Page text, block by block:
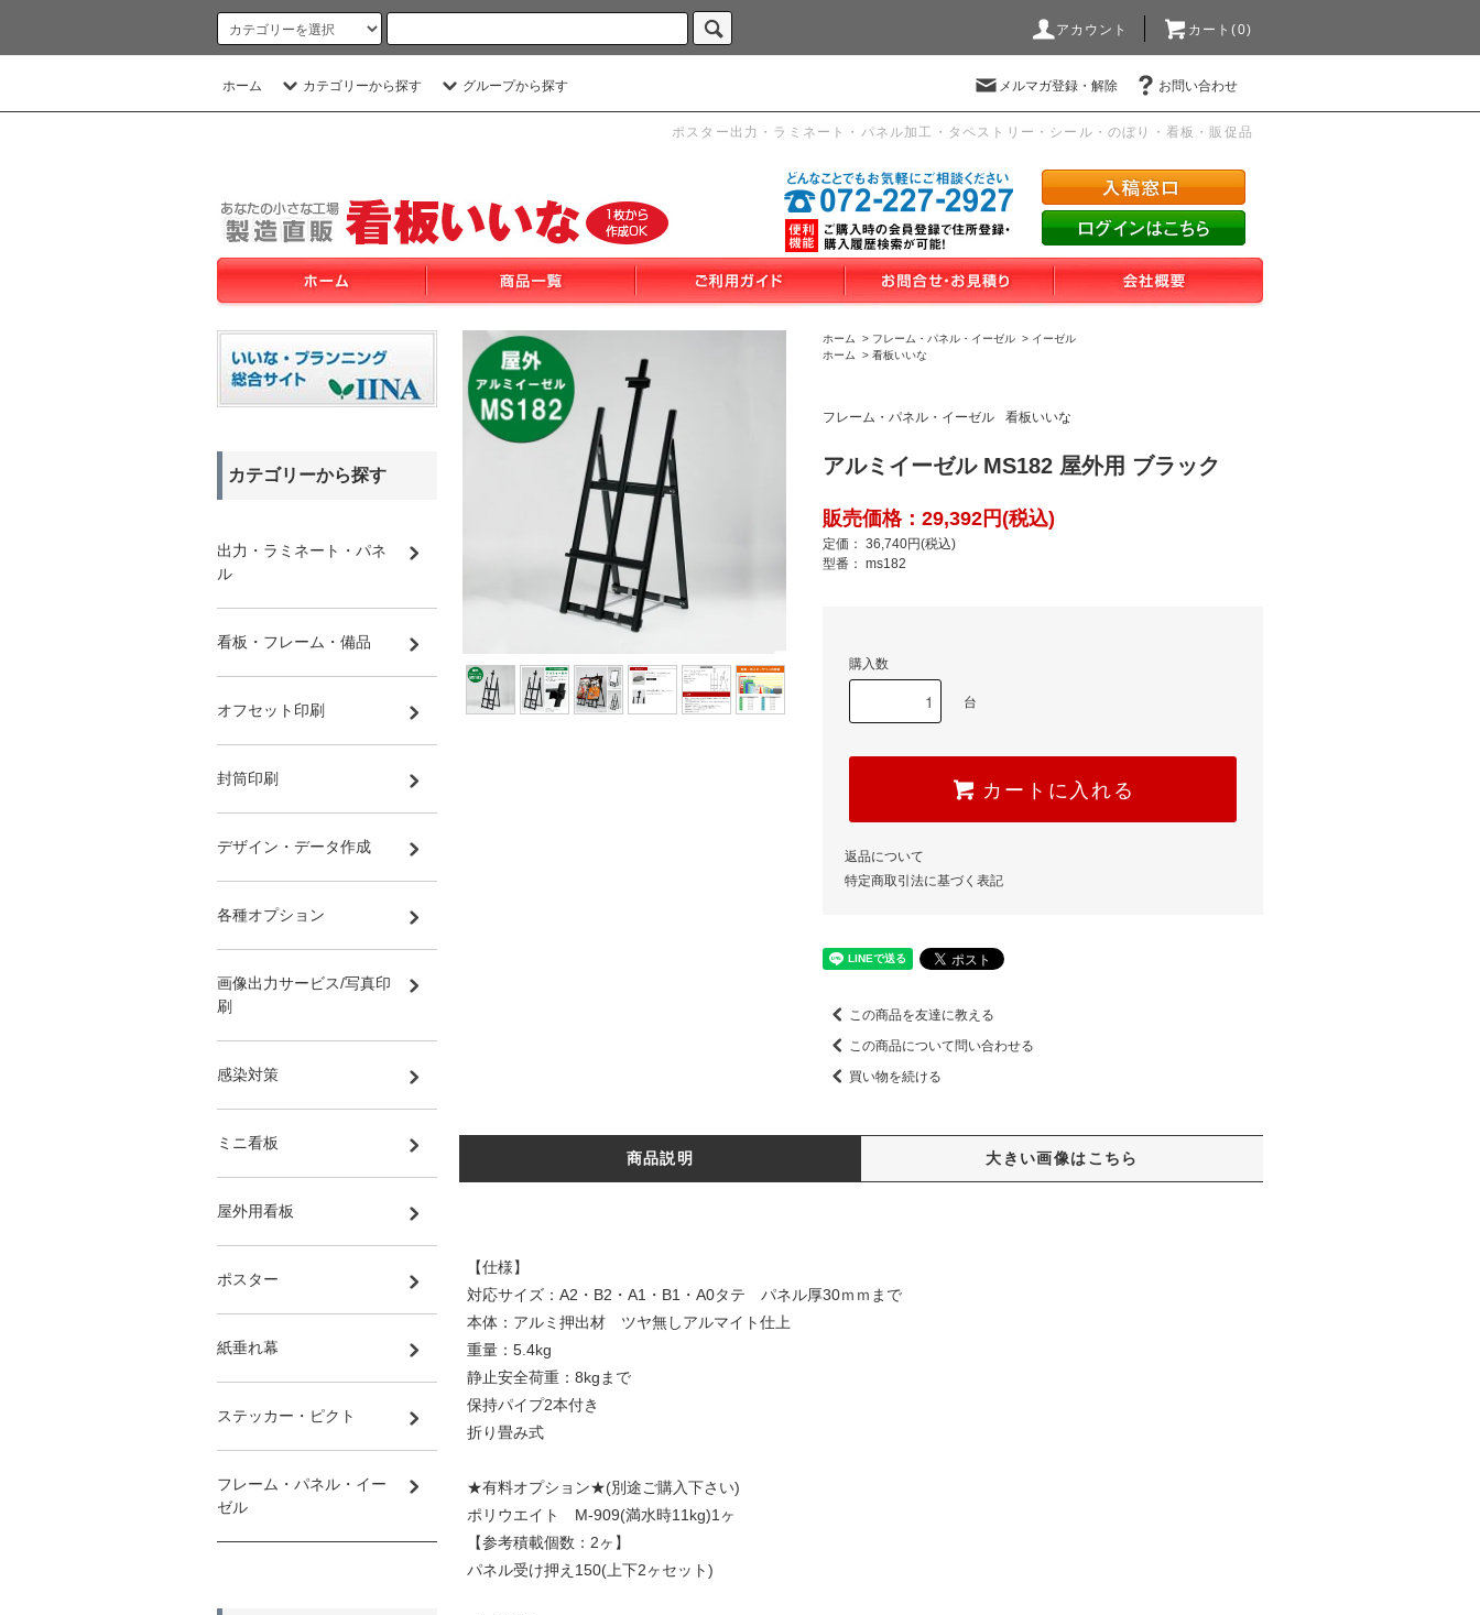
アカウント カート(0)
ホーム カテゴリーから探す グループから探す メルマガ登録・解除 お問い合わせ
ポスター出力・ラミネート・パネル加工・タペストリー・シール・のぼり・看板・販促品
ホーム > フレーム・パネル・イーゼル > イーゼル
ホーム
> 看板いいな
フレーム・パネル・イーゼル 看板いいな
アルミイーゼル MS182 屋外用 ブラック
販売価格：29,392円(税込)
定価： 36,740円(税込)
型番： ms182
購入数
台
カートに入れる
返品について
特定商取引法に基づく表記
この商品を友達に教える
この商品について問い合わせる
買い物を続ける
商品説明 大きい画像はこちら
【仕様】
対応サイズ：A2・B2・A1・B1・A0タテ パネル厚30ｍｍまで
本体：アルミ押出材 ツヤ無しアルマイト仕上
重量：5.4kg
静止安全荷重：8kgまで
保持パイプ2本付き
折り畳み式
★有料オプション★(別途ご購入下さい)
ポリウエイト M-909(満水時11kg)1ヶ
【参考積載個数：2ヶ】
パネル受け押え150(上下2ヶセット)
カテゴリーから探す
出力・ラミネート・パネ
ル
看板・フレーム・備品
オフセット印刷
封筒印刷
デザイン・データ作成
各種オプション
画像出力サービス/写真印
刷
感染対策
ミニ看板
屋外用看板
ポスター
紙垂れ幕
ステッカー・ピクト
フレーム・パネル・イー
ゼル